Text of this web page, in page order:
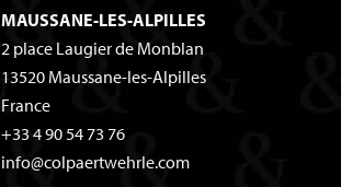
MAUSSANE-LES-ALPILLES
2 place Laugier de Monblan
13520 Maussane-les-Alpilles
France
+33 4 90 54 73 76
info@colpaertwehrle.com